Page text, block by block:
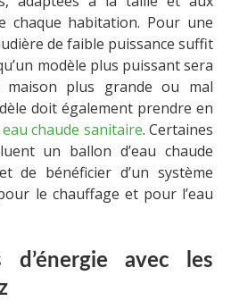
chaque habitation. Pour une
de faible puissance suffit
modèle plus puissant sera
maison plus grande ou mal
doit également prendre en
eau chaude sanitaire. Certaines
un ballon d’eau chaude
de bénéficier d’un système
le chauffage et pour l’eau
d’énergie avec les